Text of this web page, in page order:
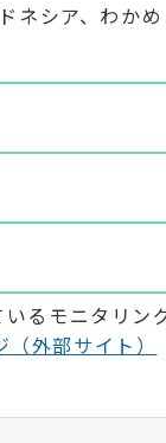
シア、わか
るモニタリン
外部サイト）